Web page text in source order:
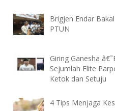
Brigjen Endar
PTUN
Giring Ganesha
Sejumlah Elite
Ketok dan Setuju
4 Tips Menjaga